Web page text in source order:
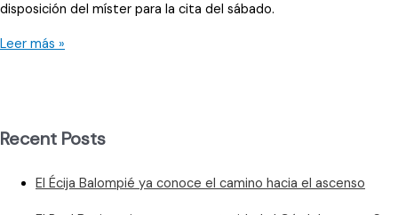
disposición del míster para la cita del sábado.
Abraham
el
Leer más »
Recent Posts
El Écija Balompié ya conoce el camino hacia el ascenso